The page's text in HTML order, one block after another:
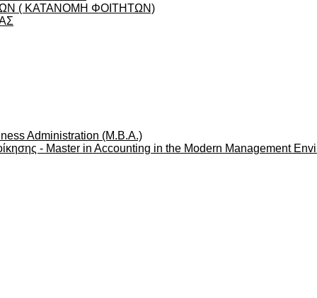
( ΚΑΤΑΝΟΜΗ ΦΟΙΤΗΤΩΝ)
Administration (M.B.A.)
- Master in Accounting in the Modern Management